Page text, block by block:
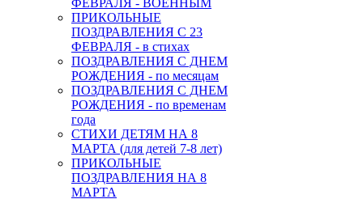
ФЕВРАЛЯ - ВОЕННЫМ
ПРИКОЛЬНЫЕ
ПОЗДРАВЛЕНИЯ С 23
ФЕВРАЛЯ - в стихах
ПОЗДРАВЛЕНИЯ С ДНЕМ
РОЖДЕНИЯ - по месяцам
ПОЗДРАВЛЕНИЯ С ДНЕМ
РОЖДЕНИЯ - по временам
года
СТИХИ ДЕТЯМ НА 8
МАРТА (для детей 7-8 лет)
ПРИКОЛЬНЫЕ
ПОЗДРАВЛЕНИЯ НА 8
МАРТА